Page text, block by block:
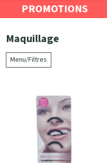
PROMOTIONS
Maquillage
Menu/Filtres